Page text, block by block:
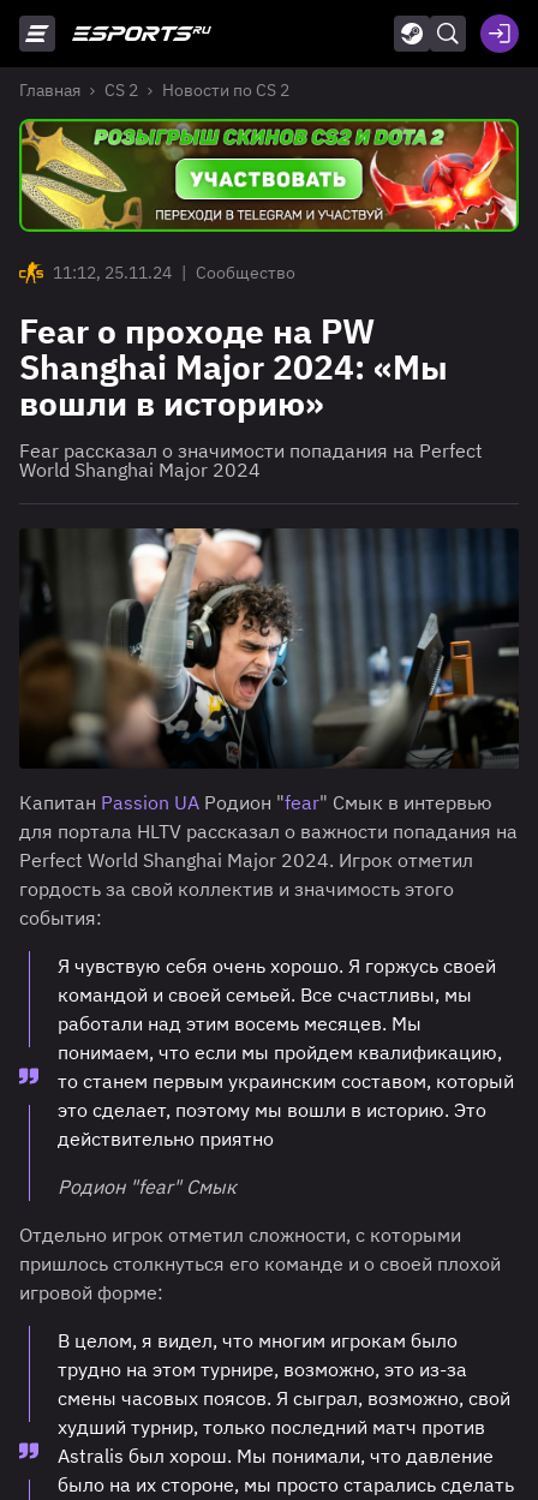
Главная CS 2 Новости по CS 2
11:12, 25.11.24 | Сообщество
Fear о проходе на PW
Shanghai Major 2024: «Мы
вошли в историю»
Fear рассказал о значимости попадания на Perfect
World Shanghai Major 2024
Капитан Passion UA Родион "fear" Смык в интервью
для портала HLTV рассказал о важности попадания на
Perfect World Shanghai Major 2024. Игрок отметил
гордость за свой коллектив и значимость этого
события:
Я чувствую себя очень хорошо. Я горжусь своей
командой и своей семьей. Все счастливы, мы
работали над этим восемь месяцев. Мы
понимаем, что если мы пройдем квалификацию,
то станем первым украинским составом, который
это сделает, поэтому мы вошли в историю. Это
действительно приятно
Родион "fear" Смык
Отдельно игрок отметил сложности, с которыми
пришлось столкнуться его команде и о своей плохой
игровой форме:
В целом, я видел, что многим игрокам было
трудно на этом турнире, возможно, это из-за
смены часовых поясов. Я сыграл, возможно, свой
худший турнир, только последний матч против
Astralis был хорош. Мы понимали, что давление
было на их стороне, мы просто старались сделать